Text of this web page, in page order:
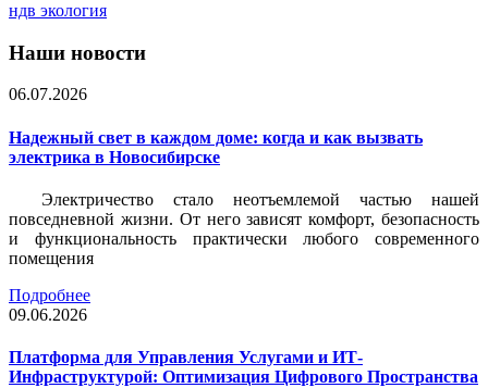
ндв экология
Наши новости
06.07.2026
Надежный свет в каждом доме: когда и как вызвать
электрика в Новосибирске
Электричество стало неотъемлемой частью нашей
повседневной жизни. От него зависят комфорт, безопасность
и функциональность практически любого современного
помещения
Подробнее
09.06.2026
Платформа для Управления Услугами и ИТ-
Инфраструктурой: Оптимизация Цифрового Пространства